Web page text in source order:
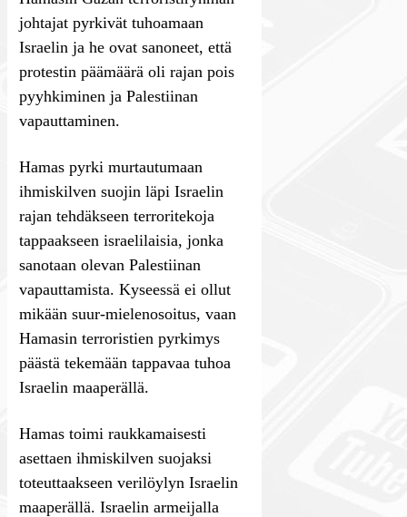
johtajat pyrkivät tuhoamaan
Israelin ja he ovat sanoneet, että
protestin päämäärä oli rajan pois
pyyhkiminen ja Palestiinan
vapauttaminen.
Hamas pyrki murtautumaan
ihmiskilven suojin läpi Israelin
rajan tehdäkseen terroritekoja
tappaakseen israelilaisia, jonka
sanotaan olevan Palestiinan
vapauttamista. Kyseessä ei ollut
mikään suur-mielenosoitus, vaan
Hamasin terroristien pyrkimys
päästä tekemään tappavaa tuhoa
Israelin maaperällä.
Hamas toimi raukkamaisesti
asettaen ihmiskilven suojaksi
toteuttaakseen verilöylyn Israelin
maaperällä. Israelin armeijalla